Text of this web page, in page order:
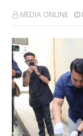
MEDIA ONLINE